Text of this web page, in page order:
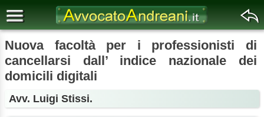
Nuova facoltà per i professionisti di
cancellarsi dall’ indice nazionale dei
domicili digitali
Avv. Luigi Stissi.